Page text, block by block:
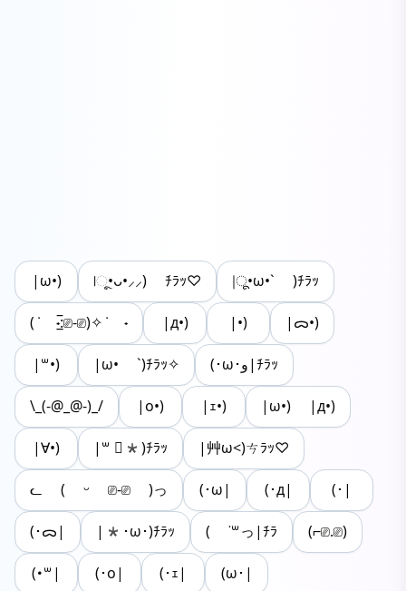
|ω•) |ૂ•ᴗ•⸝⸝) ﾁﾗｯ♡ |ू•ω•` )ﾁﾗｯ
( ݁ ˖:̲̅⎚-⎚)✧ ݁ ˖ |д•) |•) |ᯅ•)
|꒳•) |ω• `)ﾁﾗｯ✧ (･ω･و|ﾁﾗｯ
\_(-@_@-)_/ |o•) |ｪ•) |ω•) |д•)
|∀•) |꒳ ॑*)ﾁﾗｯ |艸ω<)ㄘﾗｯ♡
ᓚ ( ᵕ ⎚-⎚ )っ (･ω| (･д| (･|
(･ᯅ| |*･ω･)ﾁﾗｯ ( ˙꒳っ|ﾁﾗ (⌐⎚.⎚)
(･꒳| (･o| (･ｪ| (ω･|